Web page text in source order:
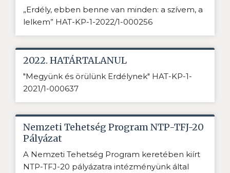
„Erdély, ebben benne van minden: a szívem, a
lelkem” HAT-KP-1-2022/1-000256
2022. HATÁRTALANUL
"Megyünk és örülünk Erdélynek" HAT-KP-1-
2021/1-000637
Nemzeti Tehetség Program NTP-TFJ-20
Pályázat
A Nemzeti Tehetség Program keretében kiírt
NTP-TFJ-20 pályázatra intézményünk által